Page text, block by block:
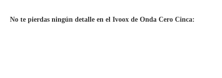
No te pierdas ningún detalle en el Ivoox de Onda Cero Cinca: